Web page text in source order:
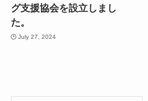
グ支援協会を設立しまし
た。
July 27, 2024